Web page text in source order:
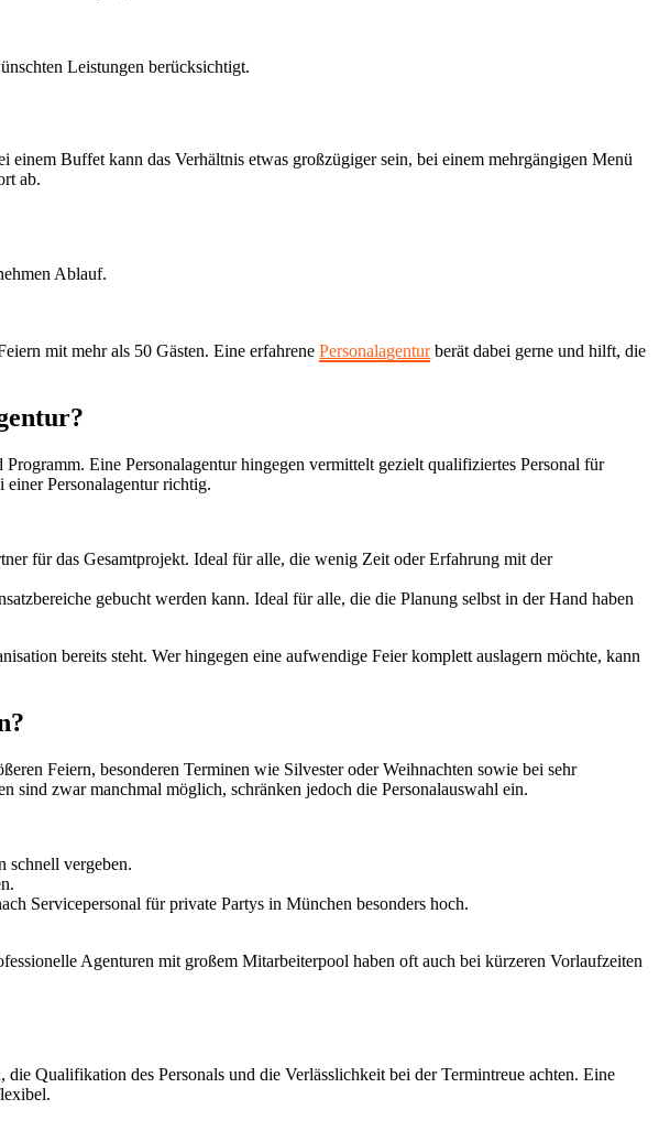
Leistungen berücksichtigt.
Buffet kann das Verhältnis etwas großzügiger sein, bei einem mehrgängigen Menü
ab.
Ablauf.
mit mehr als 50 Gästen. Eine erfahrenePersonalagenturberät dabei gerne und hilft, die
Eine Personalagentur hingegen vermittelt gezielt qualifiziertes Personal für
einer Personalagentur richtig.
für das Gesamtprojekt. Ideal für alle, die wenig Zeit oder Erfahrung mit der
gebucht werden kann. Ideal für alle, die die Planung selbst in der Hand haben
bereits steht. Wer hingegen eine aufwendige Feier komplett auslagern möchte, kann
Feiern, besonderen Terminen wie Silvester oder Weihnachten sowie bei sehr
zwar manchmal möglich, schränken jedoch die Personalauswahl ein.
schnell vergeben.
Servicepersonal für private Partys in München besonders hoch.
Agenturen mit großem Mitarbeiterpool haben oft auch bei kürzeren Vorlaufzeiten
die Qualifikation des Personals und die Verlässlichkeit bei der Termintreue achten. Eine